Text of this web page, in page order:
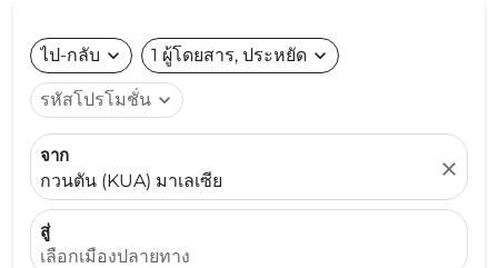
ไป-กลับ expand_more 1 ผู้โดยสาร, ประหยัด expand_more
รหัสโปรโมชั่น expand_more
จาก
กวนตัน (KUA) มาเลเซีย
close
สู่
เลือกเมืองปลายทาง